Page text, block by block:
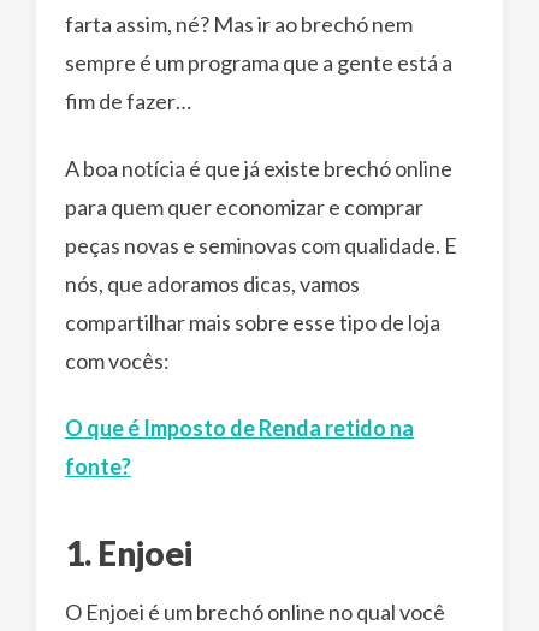
farta assim, né? Mas ir ao brechó nem
sempre é um programa que a gente está a
fim de fazer…
A boa notícia é que já existe brechó online
para quem quer economizar e comprar
peças novas e seminovas com qualidade. E
nós, que adoramos dicas, vamos
compartilhar mais sobre esse tipo de loja
com vocês:
O que é Imposto de Renda retido na
fonte?
1. Enjoei
O Enjoei é um brechó online no qual você